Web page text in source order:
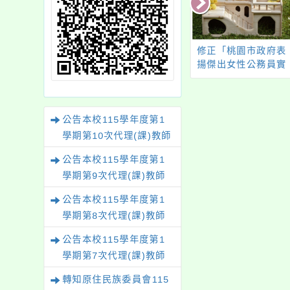
公告本校115學年度第1
學期第10次代理(課)教師
公告本校115學年度第1
學期第9次代理(課)教師
公告本校115學年度第1
學期第8次代理(課)教師
公告本校115學年度第1
學期第7次代理(課)教師
甄選結果
轉知原住民族委員會115
校115學年度第
第6次教學支援
人員甄選結果
轉知本府修正「桃園
市政府及所屬各機關
學校員工職場霸凌防
項」部分規定，並自
即日生效
修正「桃園市政府表
揚傑出女性公務員實
施要點」第8點，並自